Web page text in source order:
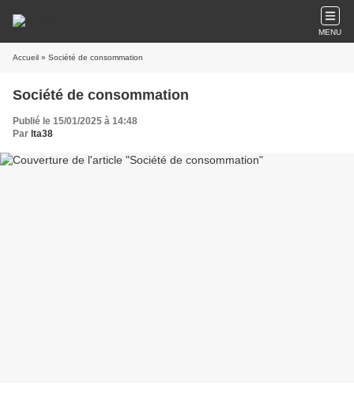
MENU
Accueil » Société de consommation
Société de consommation
Publié le 15/01/2025 à 14:48
Par lta38